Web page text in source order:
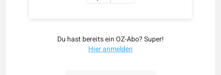
Du hast bereits ein OZ-Abo? Super!
Hier anmelden